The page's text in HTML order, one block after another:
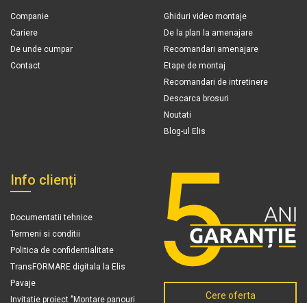
Companie
Cariere
De unde cumpar
Contact
Ghiduri video montaje
De la plan la amenajare
Recomandari amenajare
Etape de montaj
Recomandari de intretinere
Descarca brosuri
Noutati
Blog-ul Elis
Info clienți
Documentatii tehnice
Termeni si conditii
Politica de confidentialitate
TransFORMARE digitala la Elis
Pavaje
Invitatie proiect "Montare panouri
Cere oferta